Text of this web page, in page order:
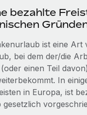
mit unverzichtbaren
Technologiepartner
Möglichkeiten einer
Demnächst verfügbar
Integrationen und KI-
zu Gehältern und
bezahlte
ist eine Art
bei dem der/die
einen Teil
In
in Europa, ist